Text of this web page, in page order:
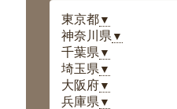
東京都▼
神奈川県 ▼
千葉県 ▼
埼玉県 ▼
大阪府▼
兵庫県 ▼